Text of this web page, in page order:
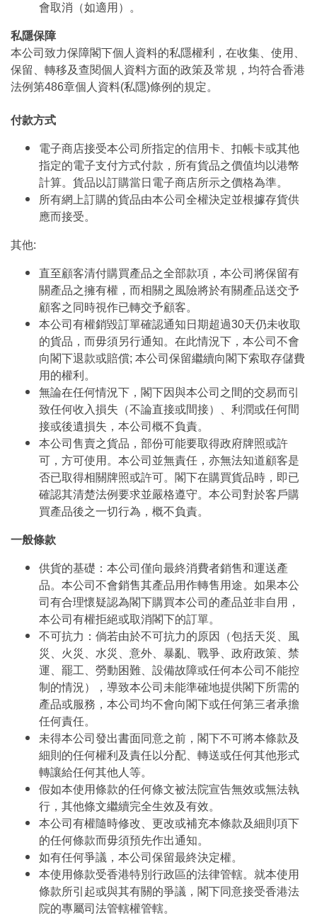
會取消（如適用）。
私隱保障
本公司致力保障閣下個人資料的私隱權利，在收集、使用、
保留、轉移及查閱個人資料方面的政策及常規，均符合香港
法例第486章個人資料(私隱)條例的規定。
付款方式
電子商店接受本公司所指定的信用卡、扣帳卡或其他
指定的電子支付方式付款，所有貨品之價值均以港幣
計算。貨品以訂購當日電子商店所示之價格為準。
所有網上訂購的貨品由本公司全權決定並根據存貨供
應而接受。
其他:
直至顧客清付購買產品之全部款項，本公司將保留有
關產品之擁有權，而相關之風險將於有關產品送交予
顧客之同時視作已轉交予顧客。
本公司有權銷毀訂單確認通知日期超過30天仍未收取
的貨品，而毋須另行通知。在此情況下，本公司不會
向閣下退款或賠償; 本公司保留繼續向閣下索取存儲費
用的權利。
無論在任何情況下，閣下因與本公司之間的交易而引
致任何收入損失（不論直接或間接）、利潤或任何間
接或後遺損失，本公司概不負責。
本公司售賣之貨品，部份可能要取得政府牌照或許
可，方可使用。本公司並無責任，亦無法知道顧客是
否已取得相關牌照或許可。閣下在購買貨品時，即已
確認其清楚法例要求並嚴格遵守。本公司對於客戶購
買產品後之一切行為，概不負責。
一般條款
供貨的基礎：本公司僅向最終消費者銷售和運送產
品。本公司不會銷售其產品用作轉售用途。如果本公
司有合理懷疑認為閣下購買本公司的產品並非自用，
本公司有權拒絕或取消閣下的訂單。
不可抗力：倘若由於不可抗力的原因（包括天災、風
災、火災、水災、意外、暴亂、戰爭、政府政策、禁
運、罷工、勞動困難、設備故障或任何本公司不能控
制的情況），導致本公司未能準確地提供閣下所需的
產品或服務，本公司均不會向閣下或任何第三者承擔
任何責任。
未得本公司發出書面同意之前，閣下不可將本條款及
細則的任何權利及責任以分配、轉送或任何其他形式
轉讓給任何其他人等。
假如本使用條款的任何條文被法院宣告無效或無法執
行，其他條文繼續完全生效及有效。
本公司有權隨時修改、更改或補充本條款及細則項下
的任何條款而毋須預先作出通知。
如有任何爭議，本公司保留最終決定權。
本使用條款受香港特別行政區的法律管轄。就本使用
條款所引起或與其有關的爭議，閣下同意接受香港法
院的專屬司法管轄權管轄。